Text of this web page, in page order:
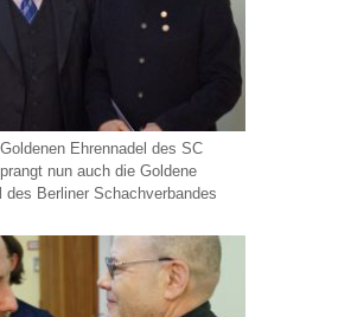
Ehrennadel des SC
nun auch die Goldene
des Berliner Schachverbandes